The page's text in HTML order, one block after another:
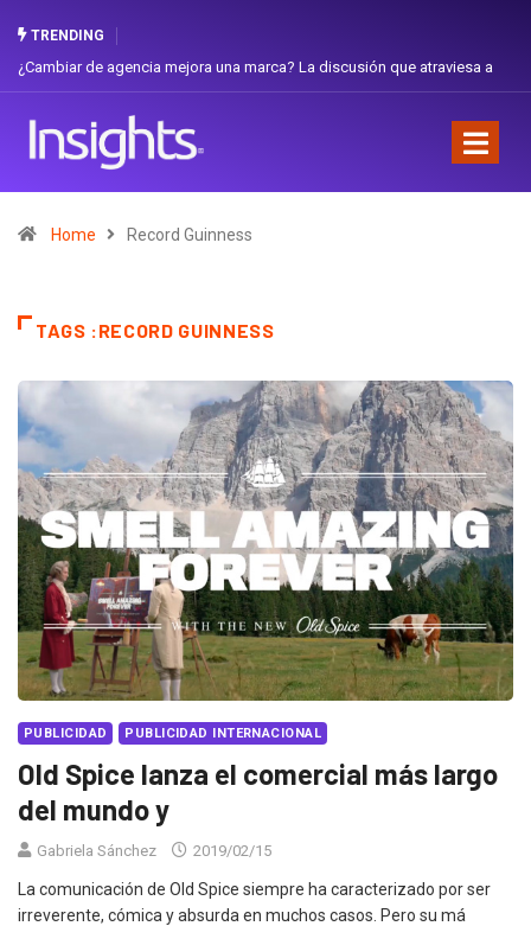
TRENDING
¿Cambiar de agencia mejora una marca? La discusión que atraviesa a
Home Record Guinness
TAGS :RECORD GUINNESS
PUBLICIDAD PUBLICIDAD INTERNACIONAL
Old Spice lanza el comercial más largo
del mundo y
Gabriela Sánchez 2019/02/15
La comunicación de Old Spice siempre ha caracterizado por ser
irreverente, cómica y absurda en muchos casos. Pero su má